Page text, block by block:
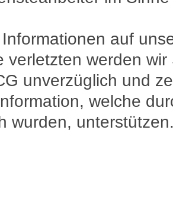
auf
verletzten werden
unverzüglich und
welche
wurden,